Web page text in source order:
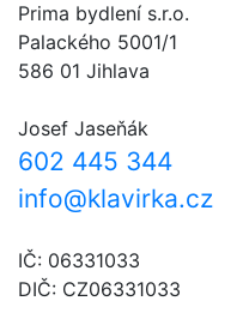
Prima bydlení s.r.o.
Palackého 5001/1
586 01 Jihlava
Josef Jaseňák
602 445 344
info@klavirka.cz
IČ: 06331033
DIČ: CZ06331033